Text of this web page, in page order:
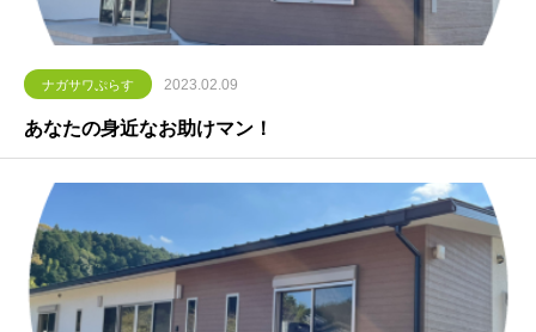
ナガサワぷらす 2023.02.09
あなたの身近なお助けマン！